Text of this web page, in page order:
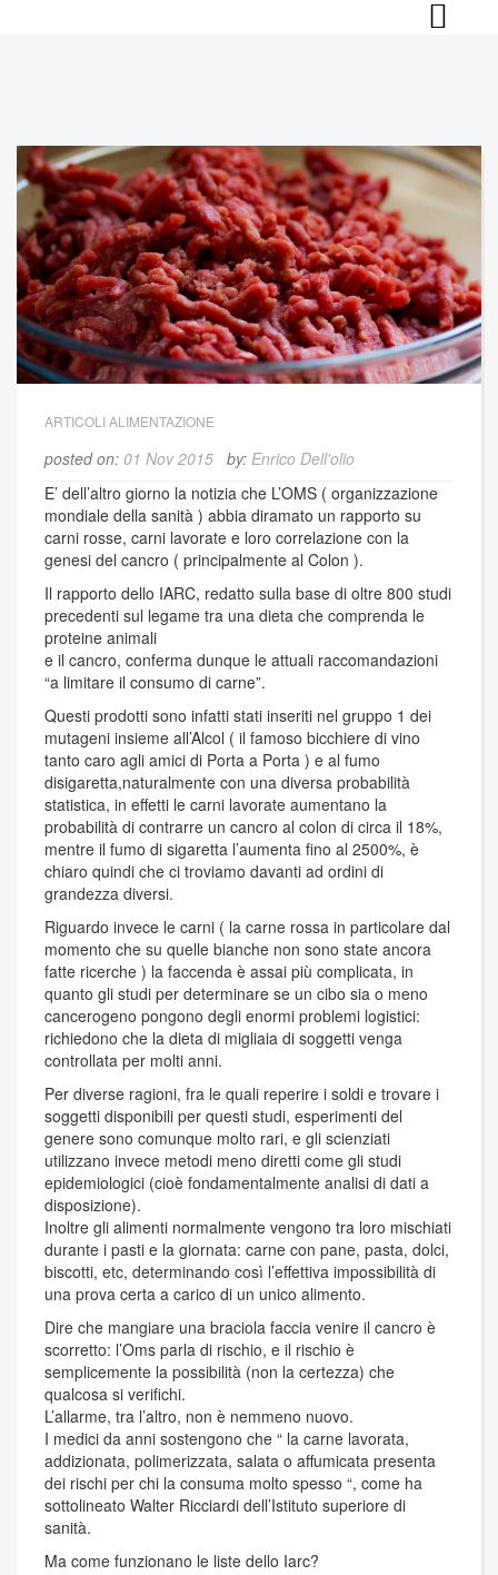
ARTICOLI ALIMENTAZIONE
posted on: 01 Nov 2015 by: Enrico Dell'olio
E’ dell’altro giorno la notizia che L’OMS ( organizzazione
mondiale della sanità ) abbia diramato un rapporto su
carni rosse, carni lavorate e loro correlazione con la
genesi del cancro ( principalmente al Colon ).
Il rapporto dello IARC, redatto sulla base di oltre 800 studi
precedenti sul legame tra una dieta che comprenda le
proteine animali
e il cancro, conferma dunque le attuali raccomandazioni
“a limitare il consumo di carne”.
Questi prodotti sono infatti stati inseriti nel gruppo 1 dei
mutageni insieme all’Alcol ( il famoso bicchiere di vino
tanto caro agli amici di Porta a Porta ) e al fumo
disigaretta,naturalmente con una diversa probabilità
statistica, in effetti le carni lavorate aumentano la
probabilità di contrarre un cancro al colon di circa il 18%,
mentre il fumo di sigaretta l’aumenta fino al 2500%, è
chiaro quindi che ci troviamo davanti ad ordini di
grandezza diversi.
Riguardo invece le carni ( la carne rossa in particolare dal
momento che su quelle bianche non sono state ancora
fatte ricerche ) la faccenda è assai più complicata, in
quanto gli studi per determinare se un cibo sia o meno
cancerogeno pongono degli enormi problemi logistici:
richiedono che la dieta di migliaia di soggetti venga
controllata per molti anni.
Per diverse ragioni, fra le quali reperire i soldi e trovare i
soggetti disponibili per questi studi, esperimenti del
genere sono comunque molto rari, e gli scienziati
utilizzano invece metodi meno diretti come gli studi
epidemiologici (cioè fondamentalmente analisi di dati a
disposizione).
Inoltre gli alimenti normalmente vengono tra loro mischiati
durante i pasti e la giornata: carne con pane, pasta, dolci,
biscotti, etc, determinando così l’effettiva impossibilità di
una prova certa a carico di un unico alimento.
Dire che mangiare una braciola faccia venire il cancro è
scorretto: l’Oms parla di rischio, e il rischio è
semplicemente la possibilità (non la certezza) che
qualcosa si verifichi.
L’allarme, tra l’altro, non è nemmeno nuovo.
I medici da anni sostengono che “ la carne lavorata,
addizionata, polimerizzata, salata o affumicata presenta
dei rischi per chi la consuma molto spesso “, come ha
sottolineato Walter Ricciardi dell’Istituto superiore di
sanità.
Ma come funzionano le liste dello Iarc?